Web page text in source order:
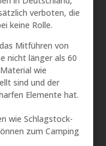
verboten, die
keine Rolle.
Mitführen von
nicht länger als 60
wie
sind und der
Elemente hat.
wie Schlagstock-
zum Camping